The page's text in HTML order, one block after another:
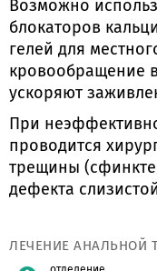
Возможно
блокаторов
гелей для
кровообращение
ускоряют
При
проводится
трещины
дефекта
ЛЕЧЕНИЕ АНАЛЬНОЙ